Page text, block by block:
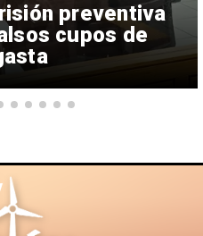
preventiva
cupos de